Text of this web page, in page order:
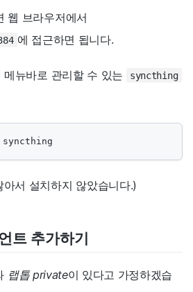
웹 브라우저에서
에 접근하면 됩니다.
메뉴바로 관리할 수 있는 syncthing
서 설치하지 않았습니다.)
트 추가하기
랩톱 private이 있다고 가정하겠습